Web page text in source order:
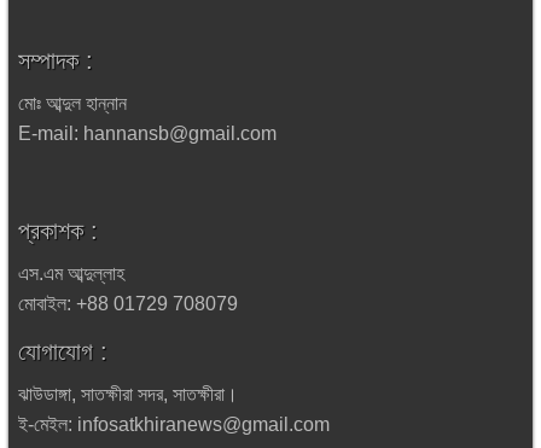
সম্পাদক :
মোঃ আব্দুল হান্নান
E-mail: hannansb@gmail.com
প্রকাশক :
এস.এম আব্দুল্লাহ
মোবাইল: +88 01729 708079
যোগাযোগ :
ঝাউডাঙ্গা, সাতক্ষীরা সদর, সাতক্ষীরা।
ই-মেইল: infosatkhiranews@gmail.com